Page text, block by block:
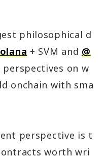
philosophical d
+ SVM and @
on w
onchain with sma
perspective is t
worth wri